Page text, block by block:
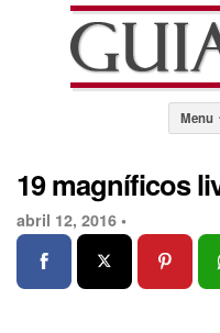
Menu
19 magníficos
abril 12, 2016 •